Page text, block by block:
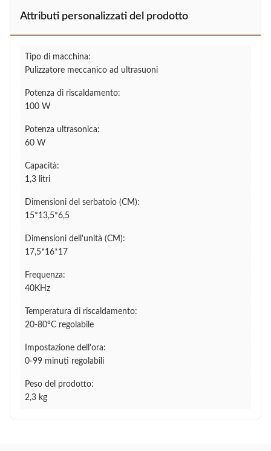
Attributi personalizzati del prodotto
Tipo di macchina:
Pulizzatore meccanico ad ultrasuoni
Potenza di riscaldamento:
100 W
Potenza ultrasonica:
60 W
Capacità:
1,3 litri
Dimensioni del serbatoio (CM):
15*13,5*6,5
Dimensioni dell'unità (CM):
17,5*16*17
Frequenza:
40KHz
Temperatura di riscaldamento:
20-80°C regolabile
Impostazione dell'ora:
0-99 minuti regolabili
Peso del prodotto:
2,3 kg